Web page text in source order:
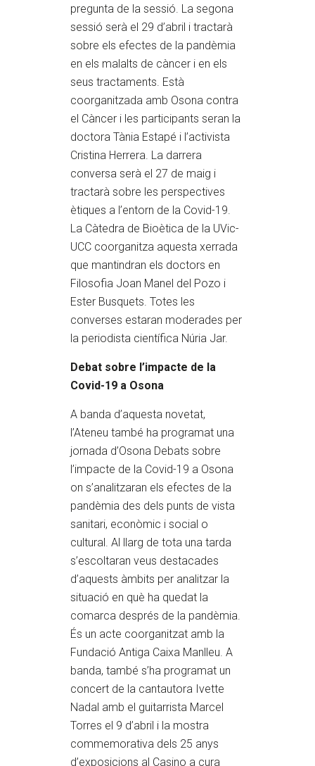
pregunta de la sessió. La segona
sessió serà el 29 d’abril i tractarà
sobre els efectes de la pandèmia
en els malalts de càncer i en els
seus tractaments. Està
coorganitzada amb Osona contra
el Càncer i les participants seran la
doctora Tània Estapé i l’activista
Cristina Herrera. La darrera
conversa serà el 27 de maig i
tractarà sobre les perspectives
ètiques a l’entorn de la Covid-19.
La Càtedra de Bioètica de la UVic-
UCC coorganitza aquesta xerrada
que mantindran els doctors en
Filosofia Joan Manel del Pozo i
Ester Busquets. Totes les
converses estaran moderades per
la periodista científica Núria Jar.
Debat sobre l’impacte de la
Covid-19 a Osona
A banda d’aquesta novetat,
l’Ateneu també ha programat una
jornada d’Osona Debats sobre
l’impacte de la Covid-19 a Osona
on s’analitzaran els efectes de la
pandèmia des dels punts de vista
sanitari, econòmic i social o
cultural. Al llarg de tota una tarda
s’escoltaran veus destacades
d’aquests àmbits per analitzar la
situació en què ha quedat la
comarca després de la pandèmia.
És un acte coorganitzat amb la
Fundació Antiga Caixa Manlleu. A
banda, també s’ha programat un
concert de la cantautora Ivette
Nadal amb el guitarrista Marcel
Torres el 9 d’abril i la mostra
commemorativa dels 25 anys
d’exposicions al Casino a cura